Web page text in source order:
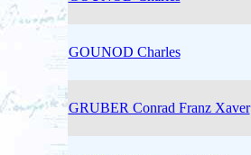
GOUNOD Charles
GRUBER Conrad Franz Xaver